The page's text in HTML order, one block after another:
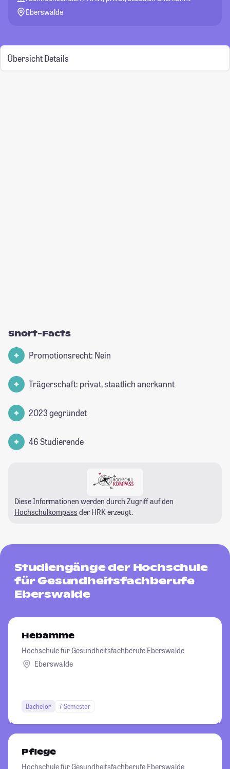
Eberswalde
Übersicht Details
Short-Facts
Promotionsrecht: Nein
Trägerschaft: privat, staatlich anerkannt
2023 gegründet
46 Studierende
Diese Informationen werden durch Zugriff auf den
Hochschulkompass der HRK erzeugt.
Studiengänge der Hochschule
für Gesundheitsfachberufe
Eberswalde
Hebamme
Hochschule für Gesundheitsfachberufe Eberswalde
Eberswalde
Bachelor 7 Semester
Pflege
Hochschule für Gesundheitsfachberufe Eberswalde